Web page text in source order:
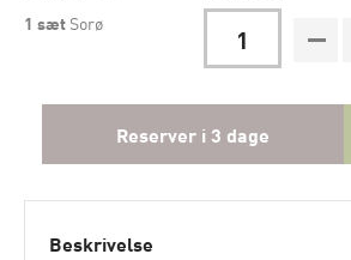
1 sæt Sorø
Reserver i 3 dage
Beskrivelse